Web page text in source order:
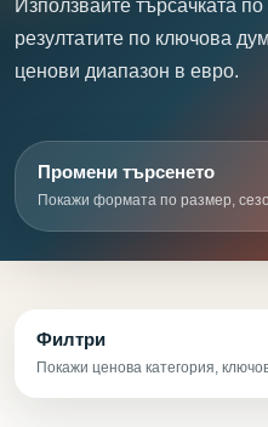
Използвайте търсачката
резултатите по ключова
ценови диапазон в евро.
Промени търсенето
Покажи формата по размер,
Филтри
Покажи ценова категория,